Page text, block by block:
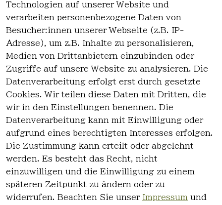
für Details
Technologien auf unserer Website und
verarbeiten personenbezogene Daten von
Besucher:innen unserer Webseite (z.B. IP-
Adresse), um z.B. Inhalte zu personalisieren,
Medien von Drittanbietern einzubinden oder
Zugriffe auf unsere Website zu analysieren. Die
Datenverarbeitung erfolgt erst durch gesetzte
Cookies. Wir teilen diese Daten mit Dritten, die
wir in den Einstellungen benennen. Die
Datenverarbeitung kann mit Einwilligung oder
aufgrund eines berechtigten Interesses erfolgen.
Die Zustimmung kann erteilt oder abgelehnt
werden. Es besteht das Recht, nicht
einzuwilligen und die Einwilligung zu einem
späteren Zeitpunkt zu ändern oder zu
widerrufen. Beachten Sie unser Impressum und
es
AGB
Datenschutz
Widerrufsre
Kontakt
Kontakt
Registrieren